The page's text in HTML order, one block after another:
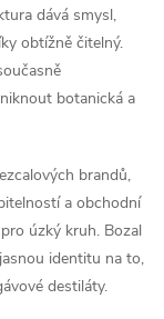
dává smysl,
obtížně čitelný.
botanická a
brandů,
a obchodní
úzký kruh. Bozal
identitu na to,
destiláty.